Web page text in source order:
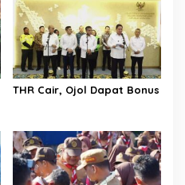
THR Cair, Ojol Dapat Bonus